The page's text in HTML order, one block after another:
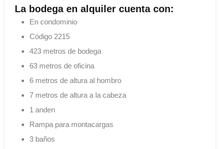
La bodega en alquiler cuenta con:
En condominio
Código 2215
423 metros de bodega
63 metros de oficina
6 metros de altura al hombro
7 metros de altura a la cabeza
1 anden
Rampa para montacargas
3 baños